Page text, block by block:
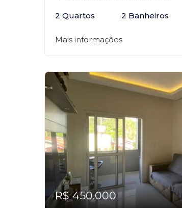
2 Quartos 2 Banheiros
Mais informações
R$ 450.000